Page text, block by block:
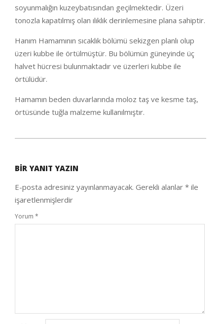
soyunmalığın kuzeybatısından geçilmektedir. Üzeri
tonozla kapatılmış olan ılıklık derinlemesine plana sahiptir.
Hanım Hamamının sıcaklık bölümü sekizgen planlı olup
üzeri kubbe ile örtülmüştür. Bu bölümün güneyinde üç
halvet hücresi bulunmaktadır ve üzerleri kubbe ile
örtülüdür.
Hamamın beden duvarlarında moloz taş ve kesme taş,
örtüsünde tuğla malzeme kullanılmıştır.
04
BIR YANIT YAZIN
E-posta adresiniz yayınlanmayacak. Gerekli alanlar * ile
işaretlenmişlerdir
Yorum *